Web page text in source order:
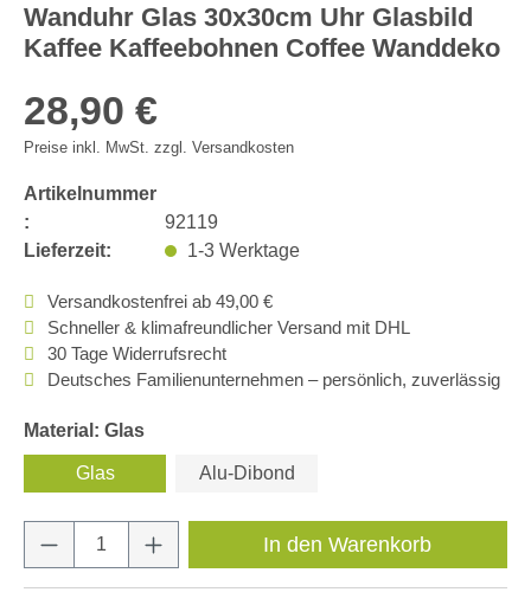
Wanduhr Glas 30x30cm Uhr Glasbild
Kaffee Kaffeebohnen Coffee Wanddeko
28,90 €
Preise inkl. MwSt. zzgl. Versandkosten
Artikelnummer
:
92119
Lieferzeit:
1-3 Werktage
Versandkostenfrei ab 49,00 €
Schneller & klimafreundlicher Versand mit DHL
30 Tage Widerrufsrecht
Deutsches Familienunternehmen – persönlich, zuverlässig
Material: Glas
Glas Alu-Dibond
Produkt Anzahl: Gib den gewünschten
In den Warenkorb